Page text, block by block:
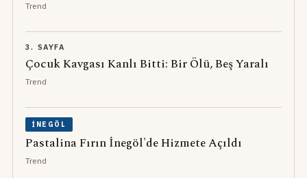
Trend
3. SAYFA
Çocuk Kavgası Kanlı Bitti: Bir Ölü, Beş Yaralı
Trend
İNEGÖL
Pastalina Fırın İnegöl'de Hizmete Açıldı
Trend